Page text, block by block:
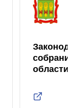
собрание
области